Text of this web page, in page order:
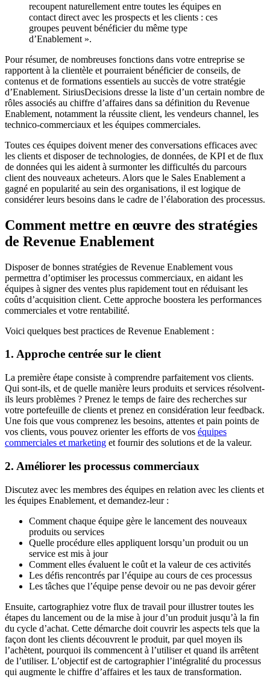
recoupent naturellement entre toutes les équipes en
contact direct avec les prospects et les clients : ces
groupes peuvent bénéficier du même type
d’Enablement ».
Pour résumer, de nombreuses fonctions dans votre entreprise se
rapportent à la clientèle et pourraient bénéficier de conseils, de
contenus et de formations essentiels au succès de votre stratégie
d’Enablement. SiriusDecisions dresse la liste d’un certain nombre de
rôles associés au chiffre d’affaires dans sa définition du Revenue
Enablement, notamment la réussite client, les vendeurs channel, les
technico-commerciaux et les équipes commerciales.
Toutes ces équipes doivent mener des conversations efficaces avec
les clients et disposer de technologies, de données, de KPI et de flux
de données qui les aident à surmonter les difficultés du parcours
client des nouveaux acheteurs. Alors que le Sales Enablement a
gagné en popularité au sein des organisations, il est logique de
considérer leurs besoins dans le cadre de l’élaboration des processus.
Comment mettre en œuvre des stratégies
de Revenue Enablement
Disposer de bonnes stratégies de Revenue Enablement vous
permettra d’optimiser les processus commerciaux, en aidant les
équipes à signer des ventes plus rapidement tout en réduisant les
coûts d’acquisition client. Cette approche boostera les performances
commerciales et votre rentabilité.
Voici quelques best practices de Revenue Enablement :
1. Approche centrée sur le client
La première étape consiste à comprendre parfaitement vos clients.
Qui sont-ils, et de quelle manière leurs produits et services résolvent-
ils leurs problèmes ? Prenez le temps de faire des recherches sur
votre portefeuille de clients et prenez en considération leur feedback.
Une fois que vous comprenez les besoins, attentes et pain points de
vos clients, vous pouvez orienter les efforts de vos équipes
commerciales et marketing et fournir des solutions et de la valeur.
2. Améliorer les processus commerciaux
Discutez avec les membres des équipes en relation avec les clients et
les équipes Enablement, et demandez-leur :
Comment chaque équipe gère le lancement des nouveaux
produits ou services
Quelle procédure elles appliquent lorsqu’un produit ou un
service est mis à jour
Comment elles évaluent le coût et la valeur de ces activités
Les défis rencontrés par l’équipe au cours de ces processus
Les tâches que l’équipe pense devoir ou ne pas devoir gérer
Ensuite, cartographiez votre flux de travail pour illustrer toutes les
étapes du lancement ou de la mise à jour d’un produit jusqu’à la fin
du cycle d’achat. Cette démarche doit couvrir les aspects tels que la
façon dont les clients découvrent le produit, par quel moyen ils
l’achètent, pourquoi ils commencent à l’utiliser et quand ils arrêtent
de l’utiliser. L’objectif est de cartographier l’intégralité du processus
qui augmente le chiffre d’affaires et les taux de transformation.